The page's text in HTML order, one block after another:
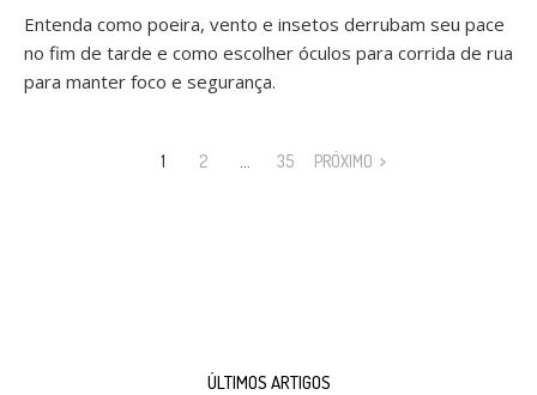
Entenda como poeira, vento e insetos derrubam seu pace
no fim de tarde e como escolher óculos para corrida de rua
para manter foco e segurança.
1 2 35 PRÓXIMO
ÚLTIMOS ARTIGOS